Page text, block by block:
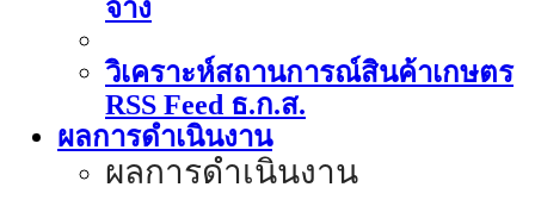
จ้าง
วิเคราะห์สถานการณ์สินค้าเกษตร
RSS Feed ธ.ก.ส.
ผลการดำเนินงาน
ผลการดำเนินงาน